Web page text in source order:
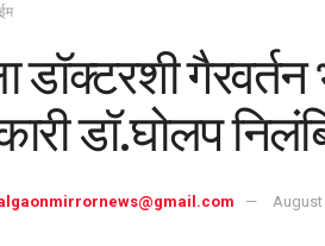
डॉक्टरशी
डॉ.घोलप
August